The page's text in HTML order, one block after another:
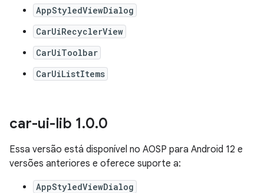
AppStyledViewDialog
CarUiRecyclerView
CarUiToolbar
CarUiListItems
car-ui-lib 1.0.0
Essa versão está disponível no AOSP para Android 12 e
versões anteriores e oferece suporte a:
AppStyledViewDialog